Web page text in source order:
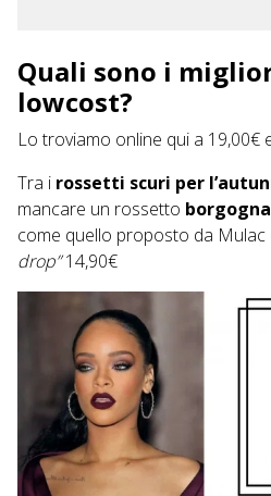
Quali sono i
lowcost?
Lo troviamo online qui a 19,00€
Tra i rossetti scuri per
mancare un rossetto borgogna
come quello proposto da Mulac
drop”14,90€